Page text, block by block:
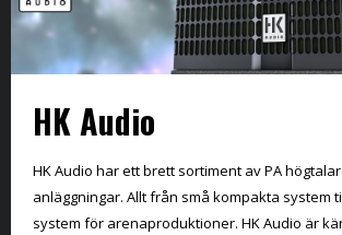
NYHETER
OM
OSS
KONTAKT
HK Audio
HK Audio har ett brett sortiment av PA
anläggningar. Allt från små kompakta system
system för arenaproduktioner. HK Audio är